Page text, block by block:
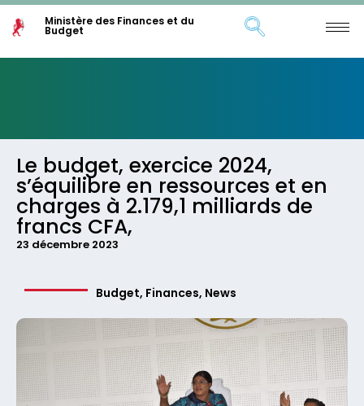
Ministère des Finances et du
Budget
Le budget, exercice 2024,
s’équilibre en ressources et en
charges à 2.179,1 milliards de
francs CFA,
23 décembre 2023
Budget, Finances, News